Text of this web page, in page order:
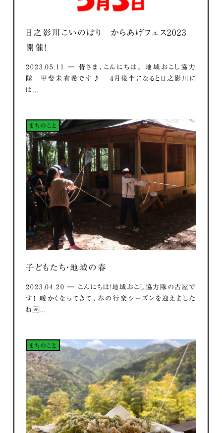
日之影川こいのぼり からあげフェス2023
開催！
2023.05.11 ― 皆さま、こんにちは。 地域おこし協力
隊 甲斐未有希です♪ 4月後半になると日之影川に
は...
まちのこと
子どもたち・地域の春
2023.04.20 ― こんにちは！地域おこし協力隊の古屋で
す！ 暖かくなってきて、春の行楽シーズンを迎えました
ね...
まちのこと